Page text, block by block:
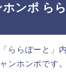
ンポ ら
ららぽーと」
ンホンポです